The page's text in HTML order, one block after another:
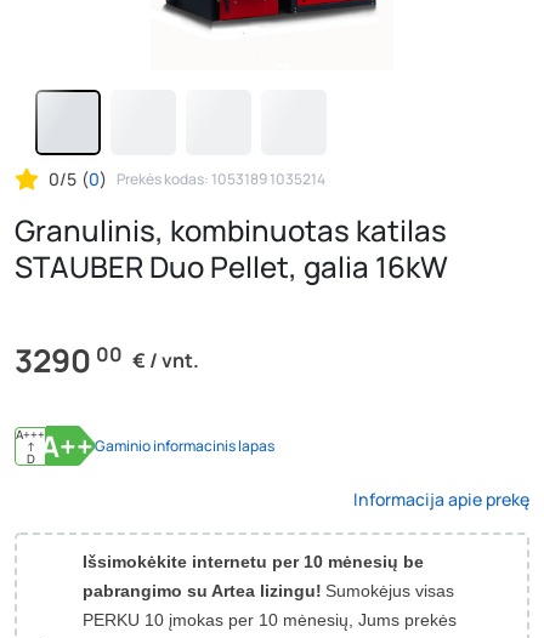
0/5 (0) Prekės kodas: 1053189 1035214
Granulinis, kombinuotas katilas
STAUBER Duo Pellet, galia 16kW
3290 00 € / vnt.
A+++
↑
D A++Gaminio informacinis lapas
Informacija apie prekę
Išsimokėkite internetu per 10 mėnesių be
pabrangimo su Artea lizingu! Sumokėjus visas
PERKU 10 įmokas per 10 mėnesių, Jums prekės